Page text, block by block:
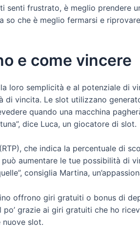
frustrato, è meglio prendere
che è meglio fermarsi e
e come vincere
loro semplicità e al potenziale di
vincita. Le slot utilizzano
quando una macchina
dice Luca, un giocatore di slot.
che indica la percentuale di
aumentare le tue possibilità di
consiglia Martina,
offrono giri gratuiti o bonus di
grazie ai giri gratuiti che ho
nuove slot.